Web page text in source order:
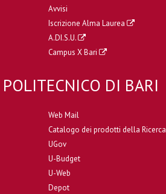
Avvisi
Iscrizione Alma Laurea
A.DI.S.U.
Campus X Bari
POLITECNICO DI BARI
Web Mail
Catalogo dei prodotti della Ricerca
UGov
U-Budget
U-Web
Depot